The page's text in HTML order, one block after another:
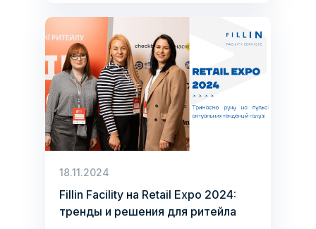
18.11.2024
Fillin Facility на Retail Expo 2024:
тренды и решения для ритейла